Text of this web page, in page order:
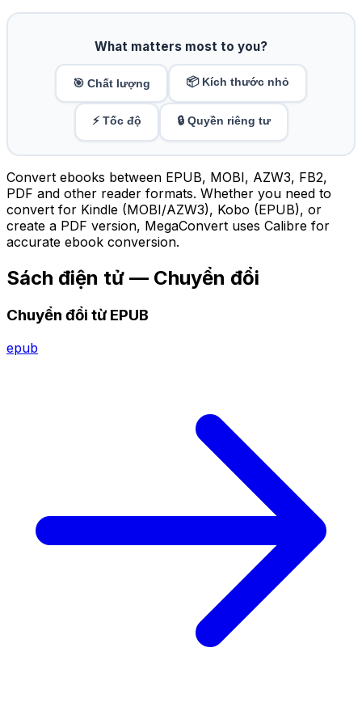
What matters most to you?
🎯 Chất lượng 📦 Kích thước nhỏ
⚡ Tốc độ 🔒 Quyền riêng tư
Convert ebooks between EPUB, MOBI, AZW3, FB2,
PDF and other reader formats. Whether you need to
convert for Kindle (MOBI/AZW3), Kobo (EPUB), or
create a PDF version, MegaConvert uses Calibre for
accurate ebook conversion.
Sách điện tử — Chuyển đổi
Chuyển đổi từ EPUB
epub